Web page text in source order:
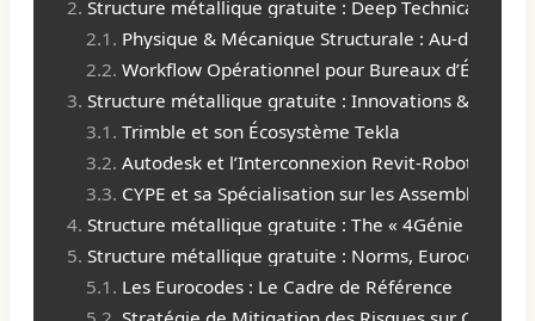
Structure métallique gratuite : Deep Technical Dive
Physique & Mécanique Structurale : Au-delà du
Workflow Opérationnel pour Bureaux d’Études
Structure métallique gratuite : Innovations & Brand
Trimble et son Écosystème Tekla
Autodesk et l’Interconnexion Revit-Robot
CYPE et sa Spécialisation sur les Assemblages
Structure métallique gratuite : The « 4Génie Civil »
Structure métallique gratuite : Norms, Eurocodes &
Les Eurocodes : Le Cadre de Référence